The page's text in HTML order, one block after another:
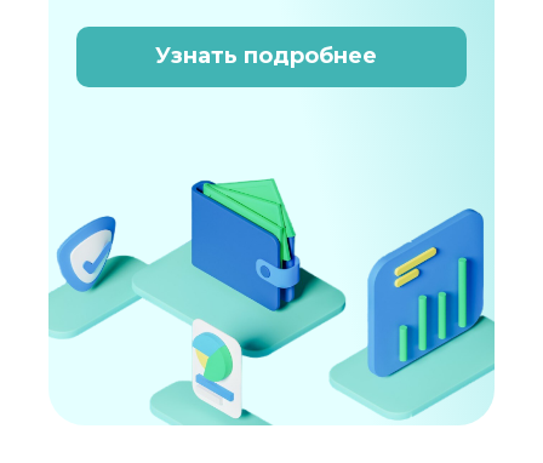
Узнать подробнее